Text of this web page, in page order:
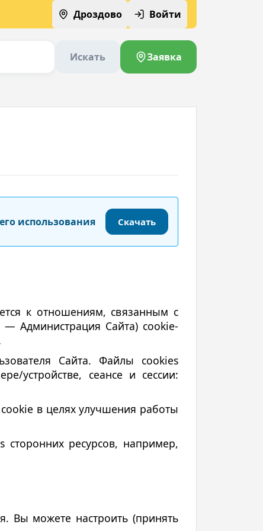
Дроздово Войти
Искать Заявка
использования Скачать
к отношениям, связанным с
— Администрация Сайта) cookie-
Сайта. Файлы cookies
устройстве, сеансе и сессии:
в целях улучшения работы
ресурсов, например,
Вы можете настроить (принять